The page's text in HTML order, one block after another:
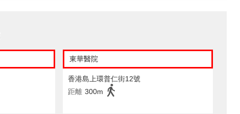
東華醫院
香港島上環普仁街12號
距離 300m